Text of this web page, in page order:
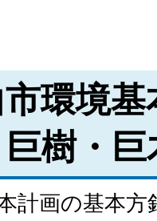
環境
巨樹・
計画の基本